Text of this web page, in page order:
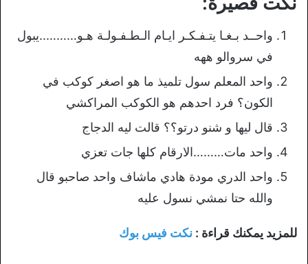
واحــد بـغـا يتـفـكـر ايـام الـطـفـولـة هـو………..يبول
في سروالو ههه
واحد المعلم سول تلميذ ما هو اصغر كوكب في
الكون؟ فرد احدهم هو الكوكب المراكشي
قال ليها و شنو درتو؟؟ قالت ليه الدجاج
واحد مات………الارقام كلها جات تعزي
واحد الدري مودة هادي ماشاف واحد صاحبو قال
والله حتا نمشي نسول عليه
للمزيد يمكنك قراءة : نكت فيس بوك